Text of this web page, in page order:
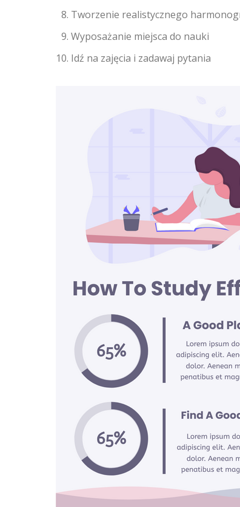
Tworzenie realistycznego
Wyposażanie miejsca do nauki
Idź na zajęcia i zadawaj pytania